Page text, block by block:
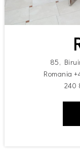
85,
Romania
240